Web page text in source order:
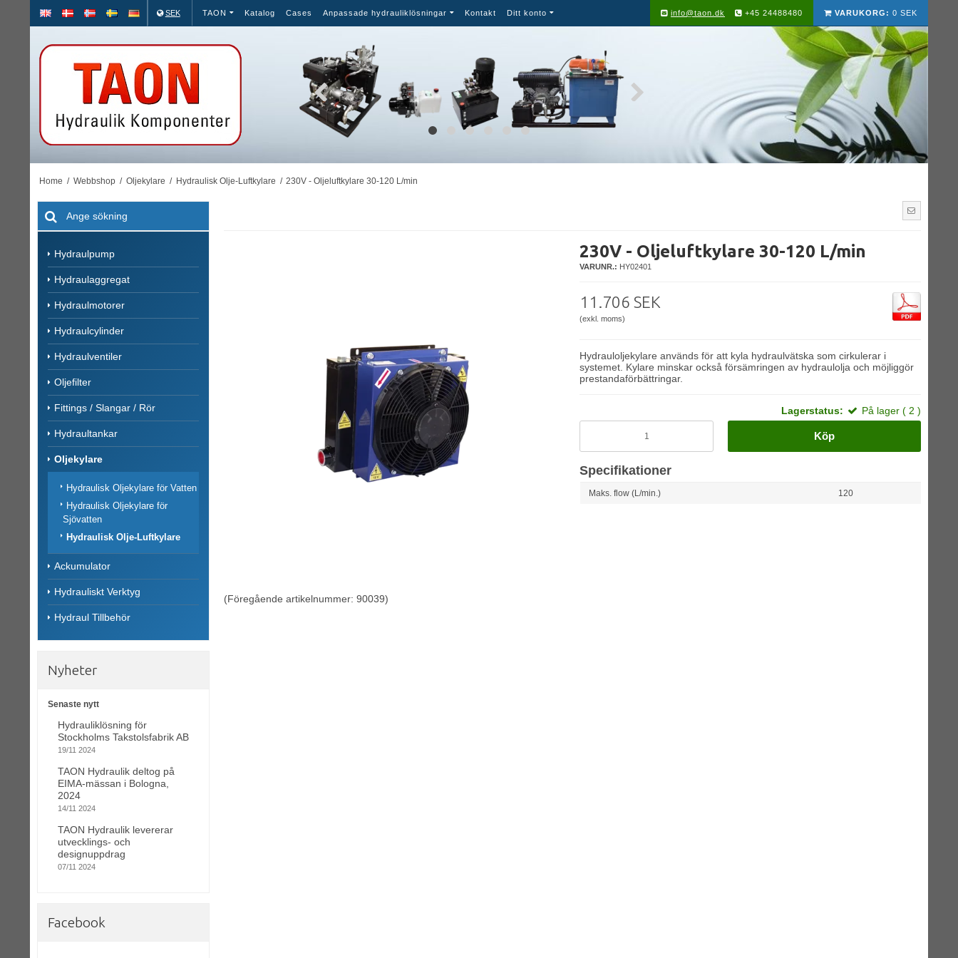
SEK TAON Katalog Cases Anpassade hydrauliklösningar Kontakt Ditt konto VARUKORG: 0 SEK
info@taon.dk +45 24488480
Home / Webbshop / Oljekylare / Hydraulisk Olje-Luftkylare / 230V - Oljeluftkylare 30-120 L/min
Hydraulpump
Hydraulaggregat
Hydraulmotorer
Hydraulcylinder
Hydraulventiler
Oljefilter
Fittings / Slangar / Rör
Hydraultankar
Oljekylare
Hydraulisk Oljekylare för Vatten
Hydraulisk Oljekylare för
Sjövatten
Hydraulisk Olje-Luftkylare
Ackumulator
Hydrauliskt Verktyg
Hydraul Tillbehör
Nyheter
Senaste nytt
Hydrauliklösning för
Stockholms Takstolsfabrik AB
19/11 2024
TAON Hydraulik deltog på
EIMA-mässan i Bologna,
2024
14/11 2024
TAON Hydraulik levererar
utvecklings- och
designuppdrag
07/11 2024
Facebook
230V - Oljeluftkylare 30-120 L/min
VARUNR.: HY02401
11.706 SEK
(exkl. moms)
Hydrauloljekylare används för att kyla hydraulvätska som cirkulerar i
systemet. Kylare minskar också försämringen av hydraulolja och möjliggör
prestandaförbättringar.
Lagerstatus: På lager ( 2 )
Köp
Specifikationer
Maks. flow (L/min.) 120
(Föregående artikelnummer: 90039)